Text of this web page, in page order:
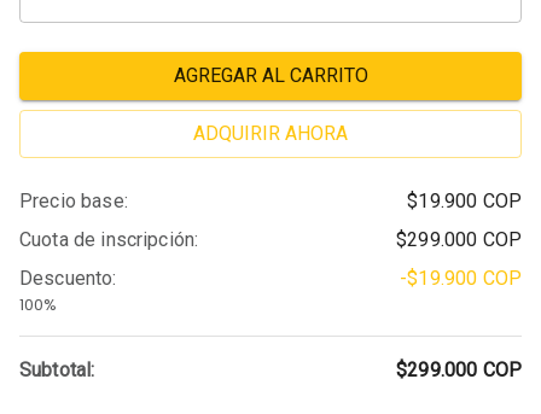
AGREGAR AL CARRITO
ADQUIRIR AHORA
Precio base: $19.900 COP
Cuota de inscripción: $299.000 COP
Descuento:
100%
-$19.900 COP
Subtotal: $299.000 COP